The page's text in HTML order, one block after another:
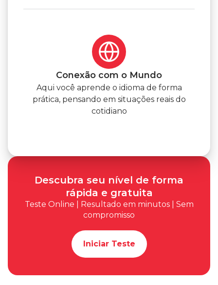
Conexão com o Mundo
Aqui você aprende o idioma de forma
prática, pensando em situações reais do
cotidiano
Descubra seu nível de forma
rápida e gratuita
Teste Online | Resultado em minutos | Sem
compromisso
Iniciar Teste